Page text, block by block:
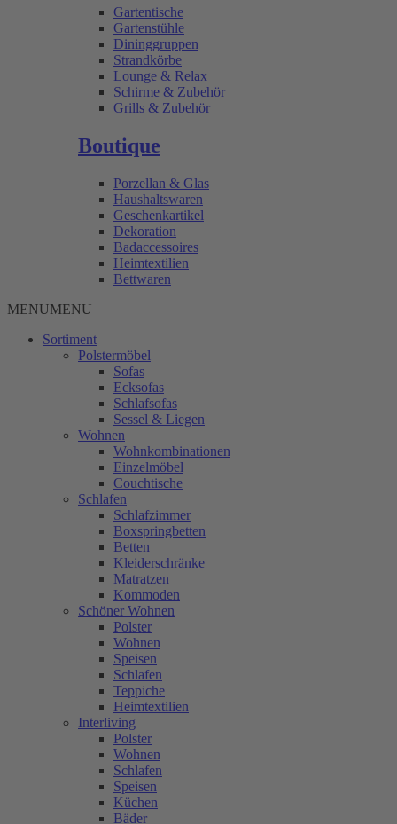
Gartentische
Gartenstühle
Dininggruppen
Strandkörbe
Lounge & Relax
Schirme & Zubehör
Grills & Zubehör
Boutique
Porzellan & Glas
Haushaltswaren
Geschenkartikel
Dekoration
Badaccessoires
Heimtextilien
Bettwaren
MENUMENU
Sortiment
Polstermöbel
Sofas
Ecksofas
Schlafsofas
Sessel & Liegen
Wohnen
Wohnkombinationen
Einzelmöbel
Couchtische
Schlafen
Schlafzimmer
Boxspringbetten
Betten
Kleiderschränke
Matratzen
Kommoden
Schöner Wohnen
Polster
Wohnen
Speisen
Schlafen
Teppiche
Heimtextilien
Interliving
Polster
Wohnen
Schlafen
Speisen
Küchen
Bäder